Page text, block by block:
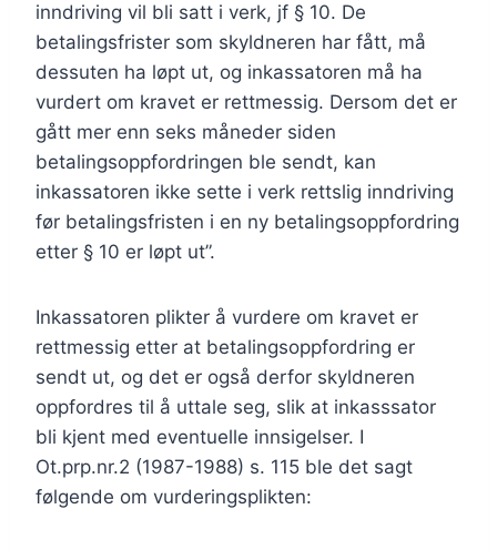
inndriving vil bli satt i verk, jf § 10. De
betalingsfrister som skyldneren har fått, må
dessuten ha løpt ut, og inkassatoren må ha
vurdert om kravet er rettmessig. Dersom det er
gått mer enn seks måneder siden
betalingsoppfordringen ble sendt, kan
inkassatoren ikke sette i verk rettslig inndriving
før betalingsfristen i en ny betalingsoppfordring
etter § 10 er løpt ut”.
Inkassatoren plikter å vurdere om kravet er
rettmessig etter at betalingsoppfordring er
sendt ut, og det er også derfor skyldneren
oppfordres til å uttale seg, slik at inkasssator
bli kjent med eventuelle innsigelser. I
Ot.prp.nr.2 (1987-1988) s. 115 ble det sagt
følgende om vurderingsplikten: